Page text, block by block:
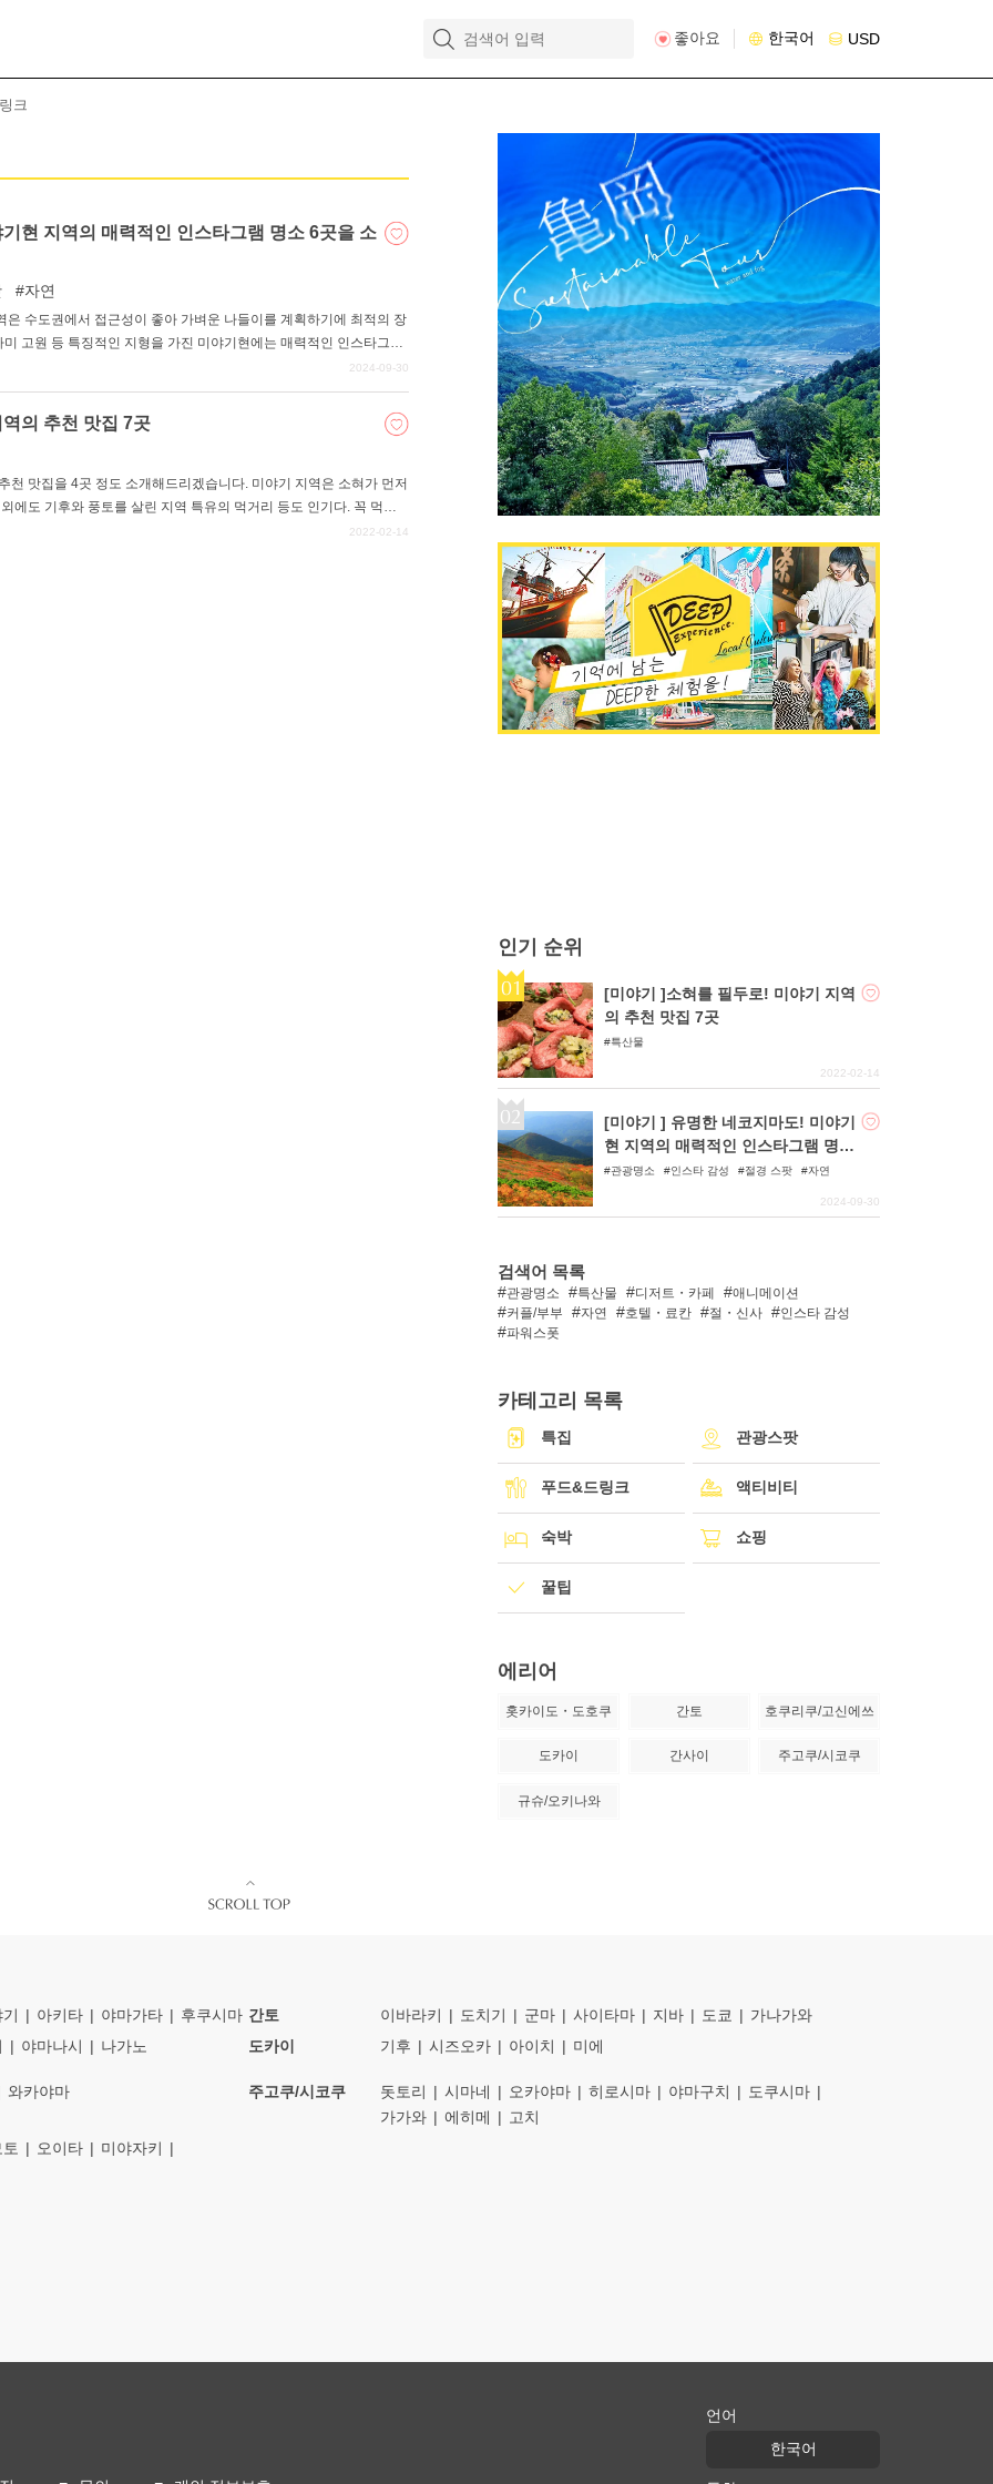
좋아요 한국어 USD
크
현 지역의 매력적인 인스타그램 명소 6곳을 소
자연
수도권에서 접근성이 좋아 가벼운 나들이를 계획하기에 최적의 장
고원 등 특징적인 지형을 가진 미야기현에는 매력적인 인스타그래
2024-09-30
의 추천 맛집 7곳
천 맛집을 4곳 정도 소개해드리겠습니다. 미야기 지역은 소혀가 먼저
에도 기후와 풍토를 살린 지역 특유의 먹거리 등도 인기다. 꼭 먹어
다. 미야기현에 오시면 다양한 먹거리를 즐기며 즐거운 시간을 보내
2022-02-14
인기 순위
[미야기 ]소혀를 필두로! 미야기 지역
의 추천 맛집 7곳
특산물
2022-02-14
[미야기 ] 유명한 네코지마도! 미야기
현 지역의 매력적인 인스타그램 명소
6곳을 소개합니다!
관광명소 인스타 감성 절경 스팟 자연
2024-09-30
검색어 목록
관광명소 특산물 디저트・카페
애니메이션
커플/부부
자연 호텔・료칸 절・신사
인스타 감성
파워스폿
카테고리 목록
특집 관광스팟
푸드&드링크 액티비티
숙박 쇼핑
꿀팁
에리어
홋카이도・도호쿠 간토 호쿠리쿠/고신에쓰
도카이 간사이 주고쿠/시코쿠
규슈/오키나와
아키타 야마가타 후쿠시마 간토 이바라키 도치기 군마 사이타마 지바 도쿄
가나가와
야마나시 나가노 도카이 기후 시즈오카 아이치 미에
와카야마 주고쿠/시코쿠 돗토리 시마네 오카야마 히로시마 야마구치
도쿠시마
가가와
에히메
고치
오이타
미야자키
언어
한국어